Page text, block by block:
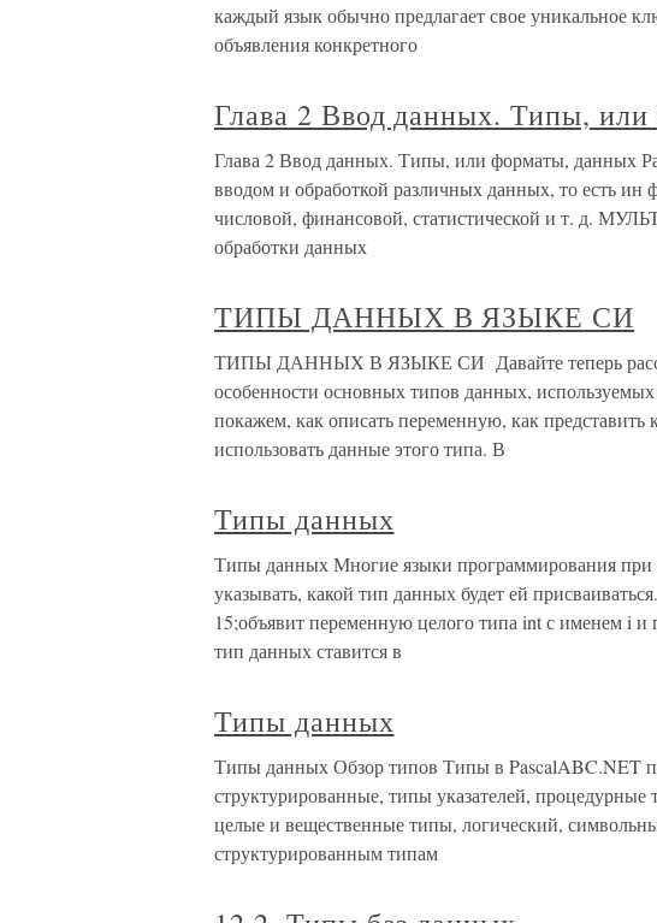
каждый язык обычно предлагает свое уникальное
объявления конкретного
Глава 2 Ввод данных. Типы,
Глава 2 Ввод данных. Типы, или форматы, данных
вводом и обработкой различных данных, то есть ин
числовой, финансовой, статистической и т. д.
обработки данных
ТИПЫ ДАННЫХ В ЯЗЫКЕ СИ
ТИПЫ ДАННЫХ В ЯЗЫКЕ СИ Давайте теперь
особенности основных типов данных,
покажем, как описать переменную, как представить
использовать данные этого типа. В
Типы данных
Типы данных Многие языки программирования при
указывать, какой тип данных будет ей
15;объявит переменную целого типа int с именем i и
тип данных ставится в
Типы данных
Типы данных Обзор типов Типы в PascalABC.NET
структурированные, типы указателей,
целые и вещественные типы, логический,
структурированным типам